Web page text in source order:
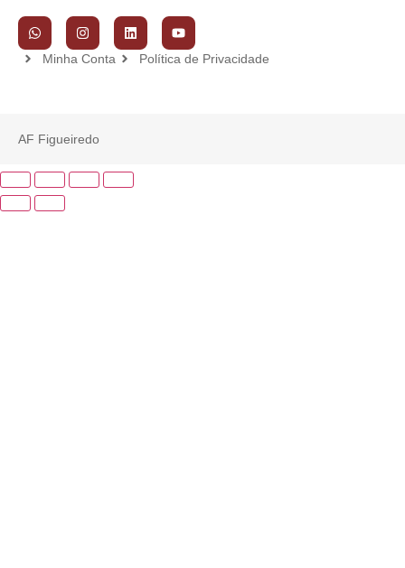
Minha Conta Política de Privacidade
AF Figueiredo